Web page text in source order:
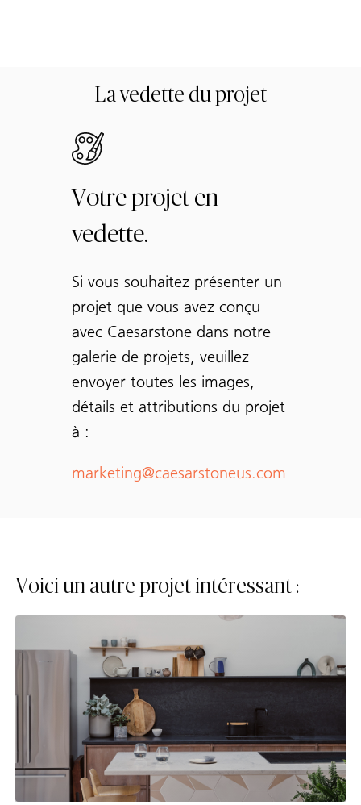
La vedette du projet
Votre projet en
vedette.
Si vous souhaitez présenter un
projet que vous avez conçu
avec Caesarstone dans notre
galerie de projets, veuillez
envoyer toutes les images,
détails et attributions du projet
à :
marketing@caesarstoneus.com
Voici un autre projet intéressant :